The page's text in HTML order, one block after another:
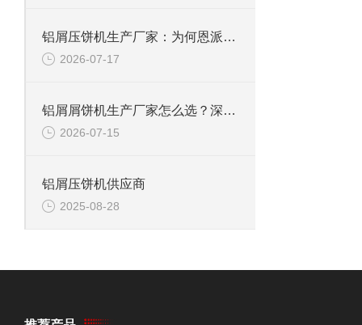
铝屑压饼机生产厂家：为何恩派特成为市场的优选？
2026-07-17
铝屑屑饼机生产厂家怎么选？深度解析恩派特的高效回收方案
2026-07-15
铝屑压饼机供应商
2025-08-28